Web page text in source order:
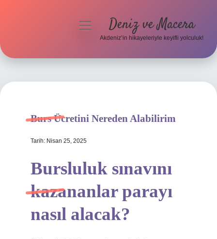
Hakkımızda
menüyü Deniz ve Macera
Akdeniz’in hikayeleriyle keyifli yolculuk!
Burs Ücretini Nereden Alabilirim
Tarih: Nisan 25, 2025
Bursluluk sınavını
kazananlar parayı
nasıl alacak?